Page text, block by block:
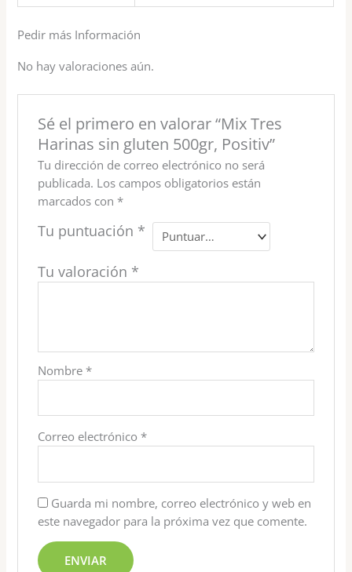
Pedir más Información
No hay valoraciones aún.
Sé el primero en valorar “Mix Tres
Harinas sin gluten 500gr, Positiv”
Tu dirección de correo electrónico no será
publicada. Los campos obligatorios están
marcados con *
Tu puntuación *
Tu valoración *
Nombre *
Correo electrónico *
Guarda mi nombre, correo electrónico y web en
este navegador para la próxima vez que comente.